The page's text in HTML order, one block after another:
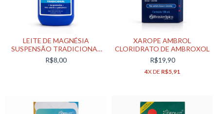
LEITE DE MAGNÉSIA
SUSPENSÃO TRADICIONAL
120ML
R$8,00
XAROPE AMBROL
CLORIDRATO DE AMBROXOL
R$19,90
4X DE R$5,91